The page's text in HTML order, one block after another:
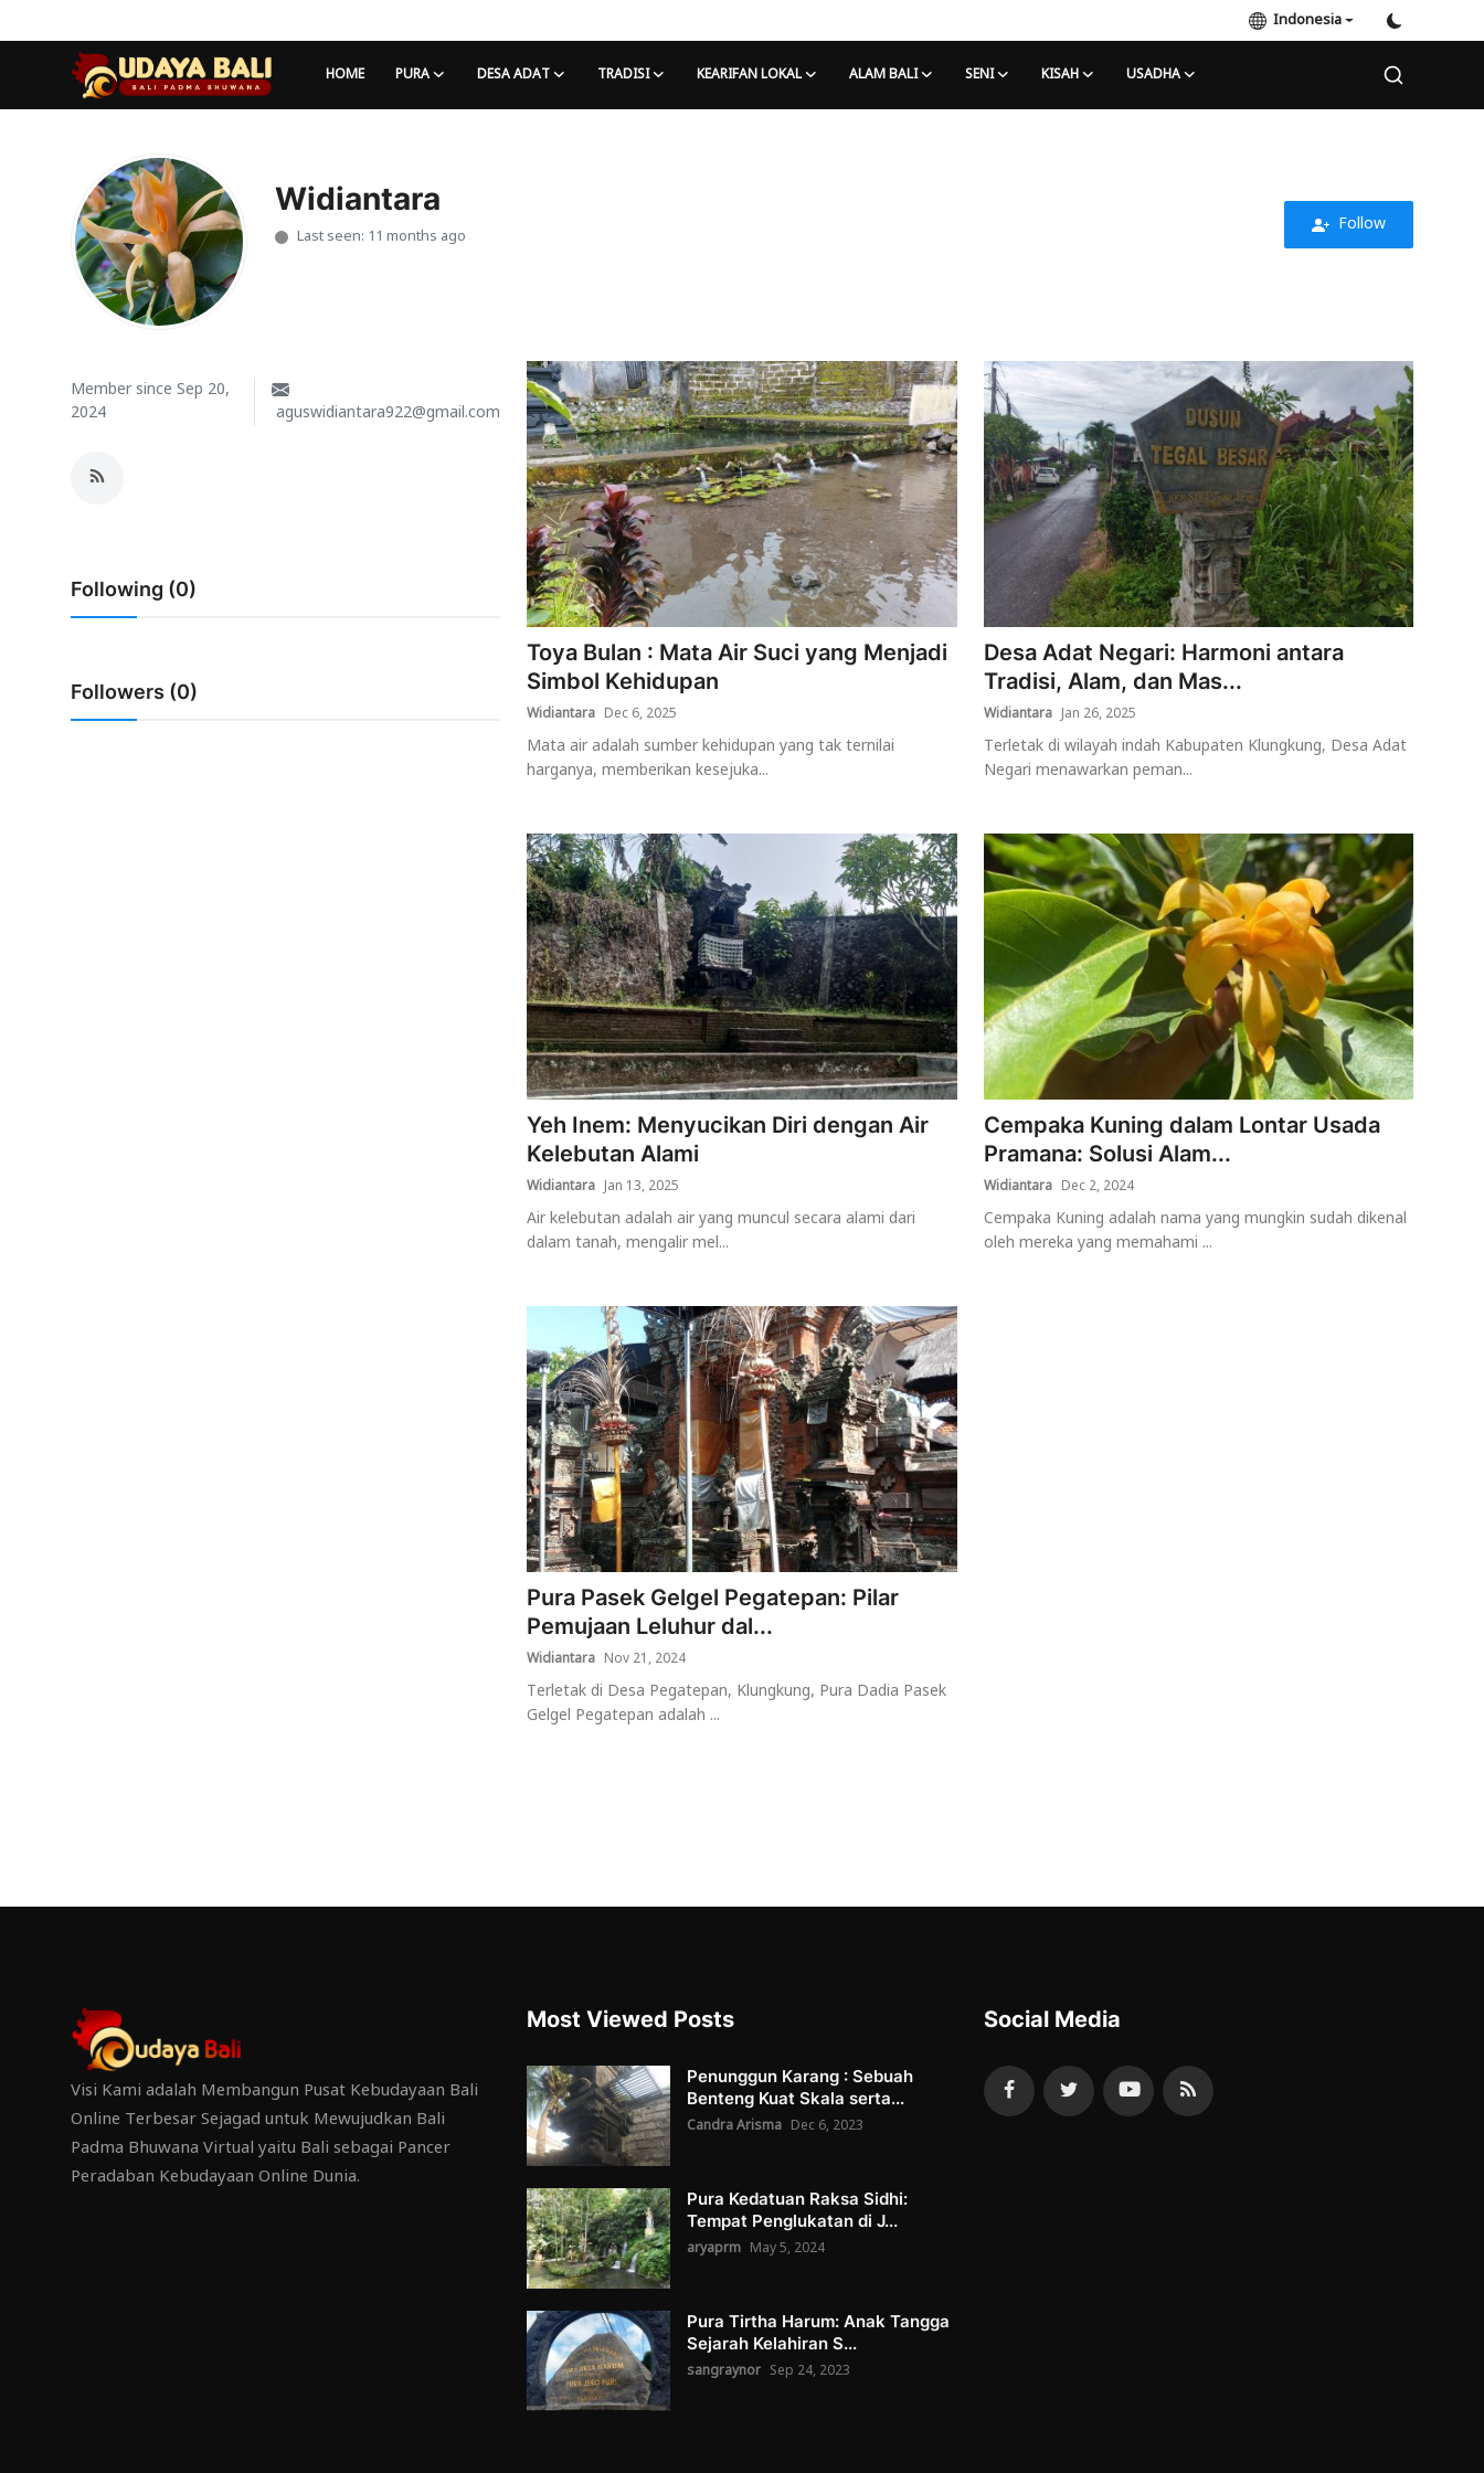
Indonesia
HOME PURA DESA ADAT TRADISI KEARIFAN LOKAL ALAM BALI SENI KISAH USADHA
Desa Adat
Alam Bali
Indonesia
Widiantara
Last seen: 11 months ago Follow
Member since Sep 20,
2024 aguswidiantara922@gmail.com
Following (0)
Followers (0)
Toya Bulan : Mata Air Suci yang Menjadi
Simbol Kehidupan
Widiantara Dec 6, 2025
Mata air adalah sumber kehidupan yang tak ternilai
harganya, memberikan kesejuka...
Desa Adat Negari: Harmoni antara
Tradisi, Alam, dan Mas...
Widiantara Jan 26, 2025
Terletak di wilayah indah Kabupaten Klungkung, Desa Adat
Negari menawarkan peman...
Yeh Inem: Menyucikan Diri dengan Air
Kelebutan Alami
Widiantara Jan 13, 2025
Air kelebutan adalah air yang muncul secara alami dari
dalam tanah, mengalir mel...
Cempaka Kuning dalam Lontar Usada
Pramana: Solusi Alam...
Widiantara Dec 2, 2024
Cempaka Kuning adalah nama yang mungkin sudah dikenal
oleh mereka yang memahami ...
Pura Pasek Gelgel Pegatepan: Pilar
Pemujaan Leluhur dal...
Widiantara Nov 21, 2024
Terletak di Desa Pegatepan, Klungkung, Pura Dadia Pasek
Gelgel Pegatepan adalah ...
Visi Kami adalah Membangun Pusat Kebudayaan Bali
Online Terbesar Sejagad untuk Mewujudkan Bali
Padma Bhuwana Virtual yaitu Bali sebagai Pancer
Peradaban Kebudayaan Online Dunia.
Most Viewed Posts
Penunggun Karang : Sebuah
Benteng Kuat Skala serta...
Candra Arisma Dec 6, 2023
Pura Kedatuan Raksa Sidhi:
Tempat Penglukatan di J...
aryaprm May 5, 2024
Pura Tirtha Harum: Anak Tangga
Sejarah Kelahiran S...
sangraynor Sep 24, 2023
Social Media